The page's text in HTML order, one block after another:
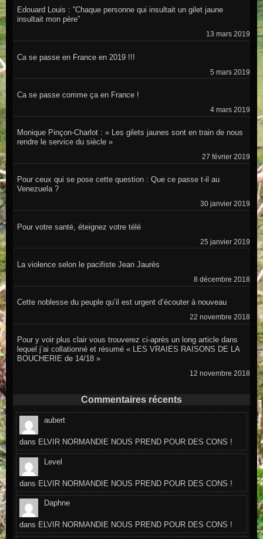
Edouard Louis : ”Chaque personne qui insultait un gilet jaune
insultait mon père”
13 mars 2019
Ca se passe en France en 2019 !!!
5 mars 2019
Ca se passe comme ça en France !
4 mars 2019
Monique Pinçon-Charlot : « Les gilets jaunes sont en train de nous
rendre le service du siècle »
27 février 2019
Pour ceux qui se pose cette question : Que ce passe t-il au
Venezuela ?
30 janvier 2019
Pour votre santé, éteignez votre télé
25 janvier 2019
La violence selon le pacifiste Jean Jaurès
8 décembre 2018
Cette noblesse du peuple qu’il est urgent d’écouter à nouveau
22 novembre 2018
Pour y voir plus clair vous trouverez ci-après un long article dans
lequel j’ai collationné et résumé « LES VRAIES RAISONS DE LA
BOUCHERIE de 14/18 »
12 novembre 2018
Commentaires récents
aubert
dans ELVIR NORMANDIE NOUS PREND POUR DES CONS !
Level
dans ELVIR NORMANDIE NOUS PREND POUR DES CONS !
Daphne
dans ELVIR NORMANDIE NOUS PREND POUR DES CONS !